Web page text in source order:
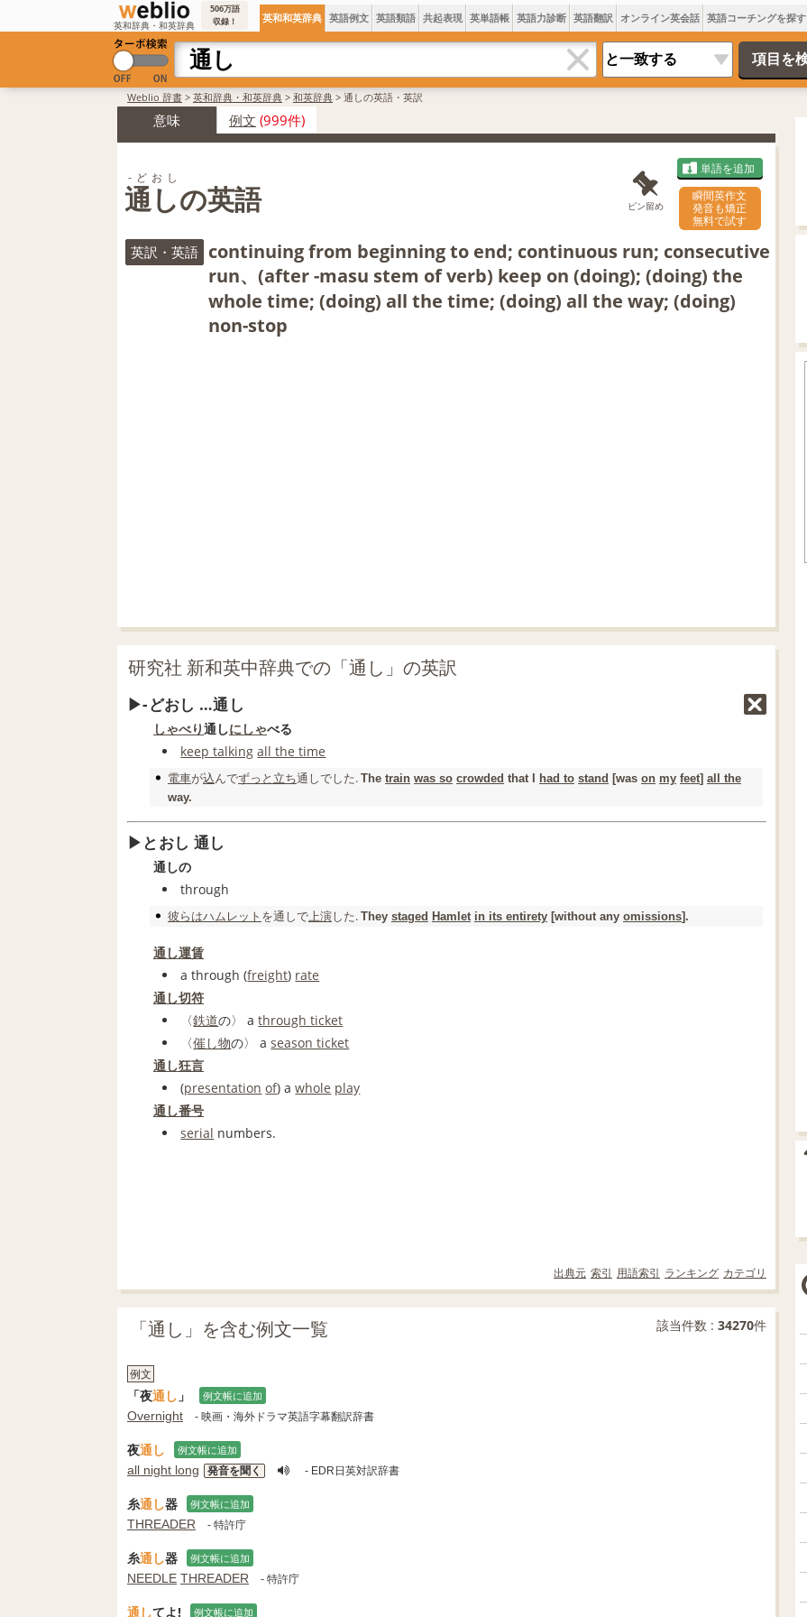
英和辞典・和英辞典
506万語
収録！
英和和英辞典 英語例文 英語類語 共起表現 英単語帳 英語力診断 英語翻訳 オンライン英会話 英語コーチングを探す
Weblio 辞書 > 英和辞典・和英辞典 > 和英辞典 > 通しの英語・英訳
意味 例文 (999件)
通しの英語
‐どおし
ピン留め
単語を追加
瞬間英作文
発音も矯正
無料で試す
英訳・英語 continuing from beginning to end; continuous run; consecutive
run、(after -masu stem of verb) keep on (doing); (doing) the
whole time; (doing) all the time; (doing) all the way; (doing)
non-stop
研究社 新和英中辞典での「通し」の英訳
‐どおし …通し
しゃべり通しにしゃべる
keep talking all the time
電車が込んでずっと 立ち通しでした. The train was so crowded that I had to stand [was on my feet] all the
way.
とおし 通し
通しの
through
彼らはハムレット を通しで上演した. They staged Hamlet in its entirety [without any omissions].
通し運賃
a through (freight) rate
通し切符
〈鉄道の〉 athrough ticket
〈催し物の〉 aseason ticket
通し狂言
(presentation of) awhole play
通し番号
serial numbers.
出典元 索引 用語索引 ランキング カテゴリ
「通し」を含む例文一覧 該当件数 : 34270件
例文
「夜通し 」 例文帳に追加
Overnight - 映画・海外ドラマ英語字幕翻訳辞書
夜通し 例文帳に追加
all night long 発音を聞く - EDR日英対訳辞書
糸通し器 例文帳に追加
THREADER - 特許庁
糸通し器 例文帳に追加
NEEDLE THREADER - 特許庁
通してよ! 例文帳に追加